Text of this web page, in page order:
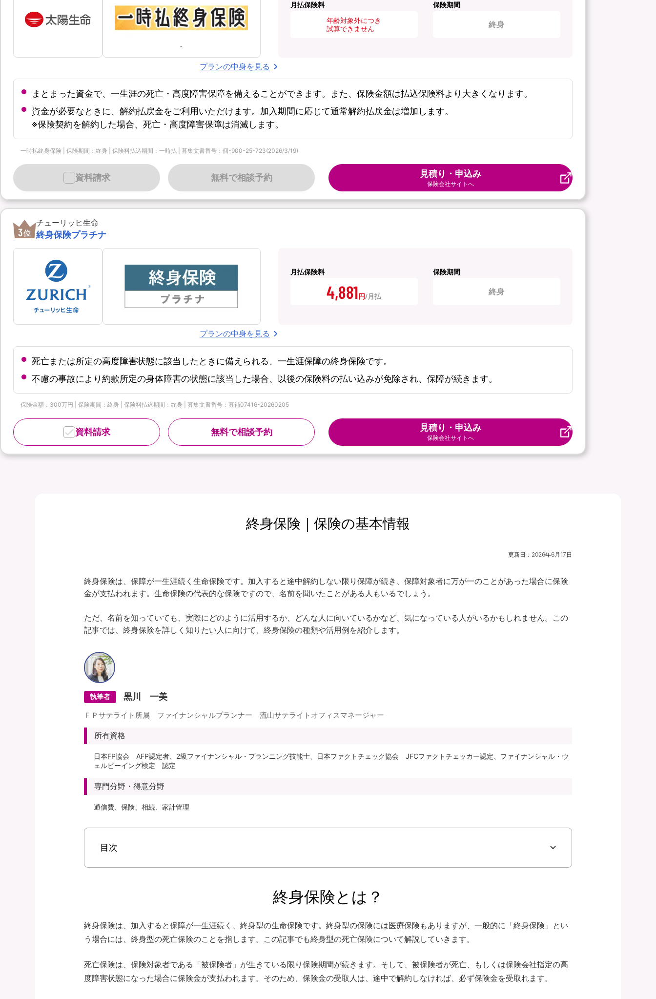
月払保険料
年齢対象外につき
試算できません
保険期間
終身
プランの中身を見る
まとまった資金で、一生涯の死亡・高度障害保障を備えることができます。また、保険金額は払込保険料より大きくなります。
資金が必要なときに、解約払戻金をご利用いただけます。加入期間に応じて通常解約払戻金は増加します。
※保険契約を解約した場合、死亡・高度障害保障は消滅します。
一時払終身保険 | 保険期間：終身 | 保険料払込期間：一時払 | 募集文書番号：個-900-25-723(2026/3/19)
無料で相談予約
資料請求 見積り・申込み
保険会社サイトへ
3位
チューリッヒ生命
終身保険プラチナ
月払保険料
4,881円
保険期間
終身
プランの中身を見る
死亡または所定の高度障害状態に該当したときに備えられる、一生涯保障の終身保険です。
不慮の事故により約款所定の身体障害の状態に該当した場合、以後の保険料の払い込みが免除され、保障が続きます。
保険金額：300万円 | 保険期間：終身 | 保険料払込期間：終身 | 募集文書番号：募補07416-20260205
無料で相談予約
資料請求 見積り・申込み
保険会社サイトへ
終身保険｜保険の基本情報
更新日： 2026年6月17日
終身保険は、保障が一生涯続く生命保険です。加入すると途中解約しない限り保障が続き、保障対象者に万が一のことがあった場合に保険
金が支払われます。生命保険の代表的な保険ですので、名前を聞いたことがある人もいるでしょう。
ただ、名前を知っていても、実際にどのように活用するか、どんな人に向いているかなど、気になっている人がいるかもしれません。この
執筆者 黒川 一美
ＦＰサテライト所属 ファイナンシャルプランナー 流山サテライトオフィスマネージャー
所有資格
日本FP協会 AFP認定者、2級ファイナンシャル・プランニング技能士、日本ファクトチェック協会 JFCファクトチェッカー認定、ファイナンシャル・ウ
ェルビーイング検定 認定
専門分野・得意分野
通信費、保険、相続、家計管理
目次
終身保険とは？
終身保険は、加入すると保障が一生涯続く、終身型の生命保険です。終身型の保険には医療保険もありますが、一般的に「終身保険」とい
う場合には、終身型の死亡保険のことを指します。この記事でも終身型の死亡保険について解説していきます。
死亡保険は、保険対象者である「被保険者」が生きている限り保険期間が続きます。そして、被保険者が死亡、もしくは保険会社指定の高
度障害状態になった場合に保険金が支払われます。そのため、保険金の受取人は、途中で解約しなければ、必ず保険金を受取れます。